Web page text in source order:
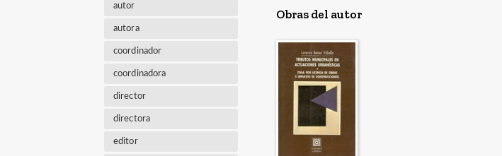
autor
autora
coordinador
coordinadora
director
directora
editor
Obras del autor